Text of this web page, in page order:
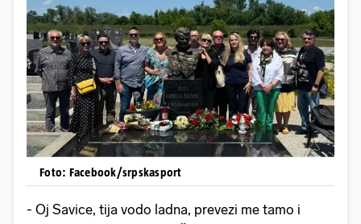
Foto: Facebook/srpskasport
- Oj Savice, tija vodo ladna, prevezi me tamo i